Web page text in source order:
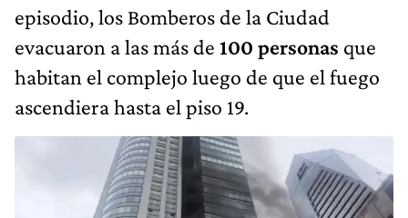
episodio, los Bomberos de la Ciudad
evacuaron a las más de 100 personas que
habitan el complejo luego de que el fuego
ascendiera hasta el piso 19.